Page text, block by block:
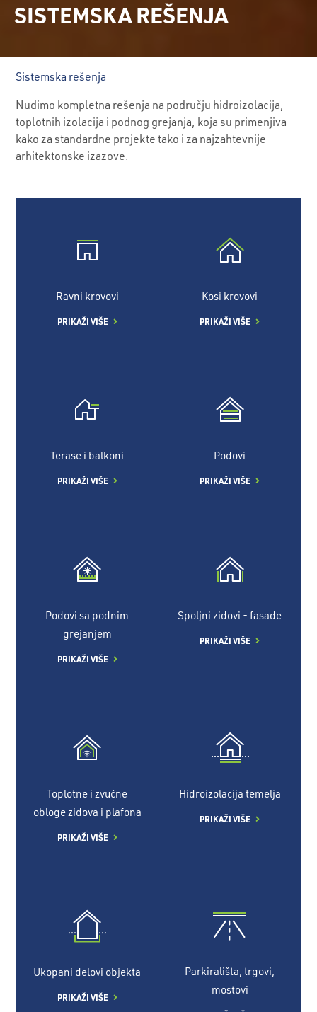
SISTEMSKA REŠENJA
Sistemska rešenja
Nudimo kompletna rešenja na području hidroizolacija,
toplotnih izolacija i podnog grejanja, koja su primenjiva
kako za standardne projekte tako i za najzahtevnije
arhitektonske izazove.
Ravni krovovi
PRIKAŽI VIŠE
Kosi krovovi
PRIKAŽI VIŠE
Terase i balkoni
PRIKAŽI VIŠE
Podovi
PRIKAŽI VIŠE
Podovi sa podnim
grejanjem
PRIKAŽI VIŠE
Spoljni zidovi - fasade
PRIKAŽI VIŠE
Toplotne i zvučne
obloge zidova i plafona
PRIKAŽI VIŠE
Hidroizolacija temelja
PRIKAŽI VIŠE
Ukopani delovi objekta
PRIKAŽI VIŠE
Parkirališta, trgovi,
mostovi